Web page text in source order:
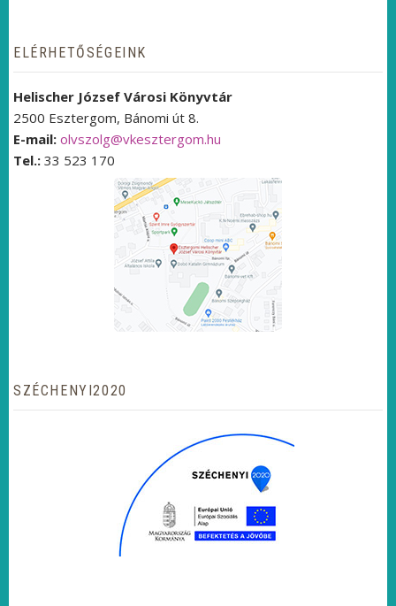
ELÉRHETŐSÉGEINK
Helischer József Városi Könyvtár
2500 Esztergom, Bánomi út 8.
E-mail: olvszolg@vkesztergom.hu
Tel.: 33 523 170
SZÉCHENYI2020